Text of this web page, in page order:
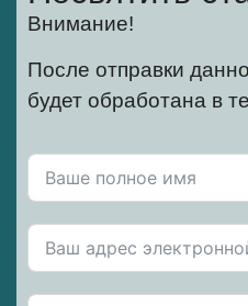
Внимание!
После отправки
будет обработана в